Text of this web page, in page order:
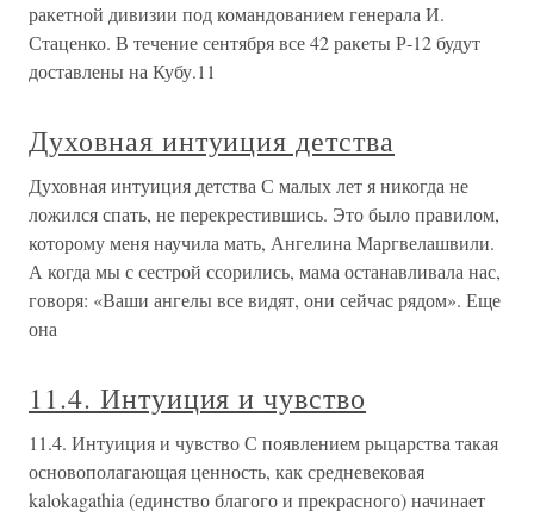
ракетной дивизии под командованием генерала И.
Стаценко. В течение сентября все 42 ракеты Р-12 будут
доставлены на Кубу.11
Духовная интуиция детства
Духовная интуиция детства С малых лет я никогда не
ложился спать, не перекрестившись. Это было правилом,
которому меня научила мать, Ангелина Маргвелашвили.
А когда мы с сестрой ссорились, мама останавливала нас,
говоря: «Ваши ангелы все видят, они сейчас рядом». Еще
она
11.4. Интуиция и чувство
11.4. Интуиция и чувство С появлением рыцарства такая
основополагающая ценность, как средневековая
kalokagathia (единство благого и прекрасного) начинает